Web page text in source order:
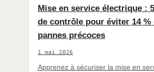
Mise en service électrique :
de contrôle pour éviter 14 %
pannes précoces
1 mai 2026
Apprenez à sécuriser la mise en